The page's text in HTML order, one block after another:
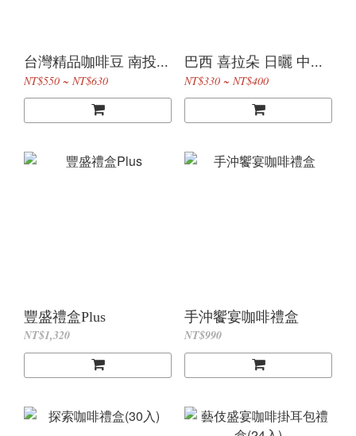
台灣精品咖啡豆 南投...
NT$550 ~ NT$630
巴西 喜拉朵 日曬 中...
NT$330 ~ NT$400
豐盛禮盒Plus
NT$1,320
手沖饗宴咖啡禮盒
NT$990